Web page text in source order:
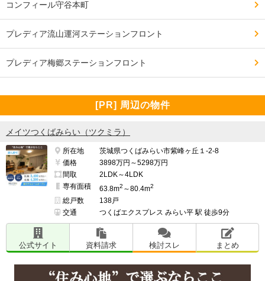
販売戸数150戸
専有面積61.67m2～108.17m2
販売価格4,490万円～14,980万円
最多販売価格帯5,400万円台(10戸)
修繕積立金／月額8,900円～15,600円
インターネット使用料／月額1,210円
その他の使用料／月額Tebra connect利用料／132円
D'sエネルギープラン料金／月額88円
コンフィール守谷本町
プレディア流山運河ステーションフロント
プレディア梅郷ステーションフロント
[PR] 周辺の物件
メイツつくばみらい（ツクミラ）
所在地
茨城県つくばみらい市紫峰ヶ丘１-2-8
価格
3898万円～5298万円
間取
2LDK～4LDK
専有面積
63.8m2 ～80.4m2
総戸数
138戸
交通
つくばエクスプレス みらい平 駅 徒歩9分
公式サイト 資料請求 検討スレ まとめ